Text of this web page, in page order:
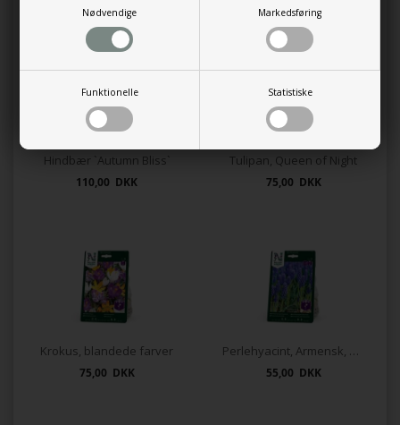
Nødvendige Markedsføring
Funktionelle Statistiske
Hindbær `Autumn Bliss`
110,00 DKK
Tulipan, Queen of Night
75,00 DKK
Krokus, blandede farver
75,00 DKK
Perlehyacint, Armensk, blå
55,00 DKK